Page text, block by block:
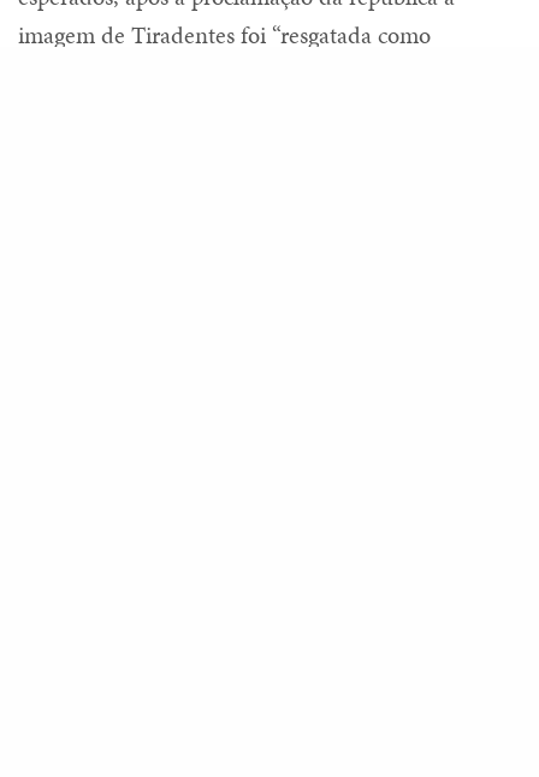
imagem de Tiradentes foi “resgatada como